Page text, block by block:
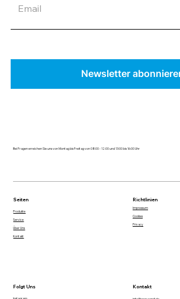
Newsletter
Kontakt
Bei Fragen erreichen Sie uns von Montag bis Freitag von 08:00 - 12:00 und 13:00 bis 16:00 Uhr
Seiten
Produkte
Service
Über Uns
Kontakt
Richtlinien
Impressum
Cookies
Privacy
Folgt Uns